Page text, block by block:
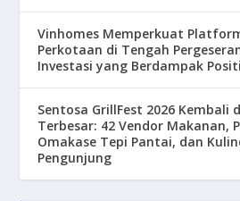
Vinhomes Memperkuat
Perkotaan di Tengah
Investasi yang Berdampak
Sentosa GrillFest 2026 Kembali
Terbesar: 42 Vendor Makanan,
Omakase Tepi Pantai, dan
Pengunjung